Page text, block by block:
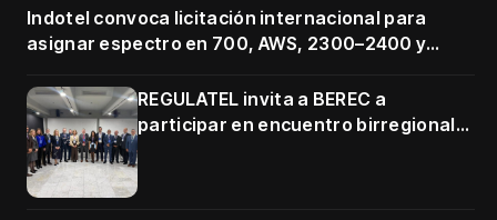
Indotel convoca licitación internacional para
asignar espectro en 700, AWS, 2300–2400 y
REGULATEL invita a BEREC a
participar en encuentro birregional